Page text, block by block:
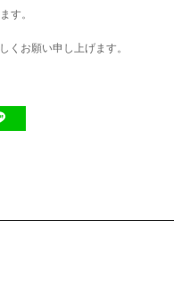
す。
くお願い申し上げます。